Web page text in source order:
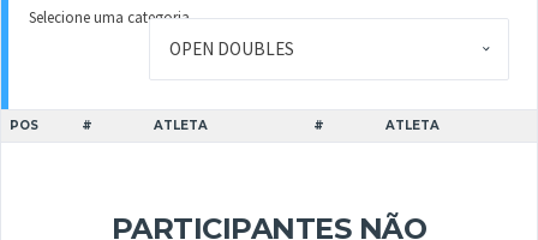
Selecione uma categoria
POS # ATLETA # ATLETA
PARTICIPANTES NÃO